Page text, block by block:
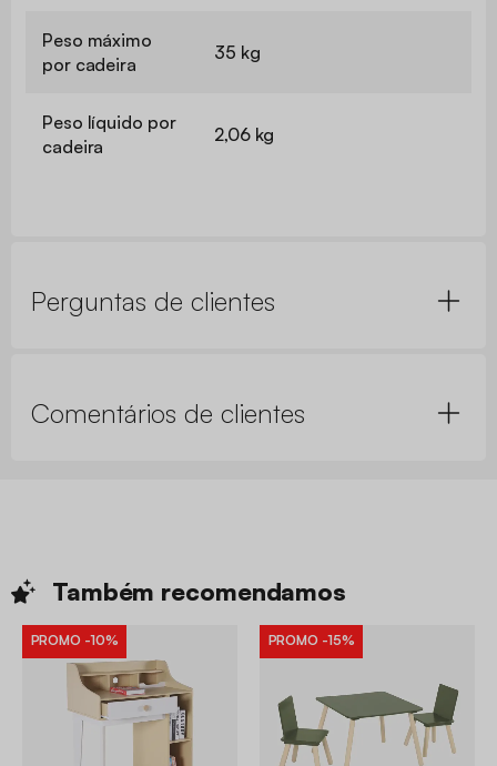
Peso máximo
por cadeira
35 kg
Peso líquido por
cadeira
2,06 kg
Perguntas de clientes
Comentários de clientes
Também recomendamos
PROMO -10% PROMO -15%